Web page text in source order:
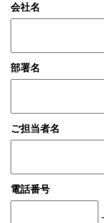
会社名
部署名
ご担当者名
電話番号
-